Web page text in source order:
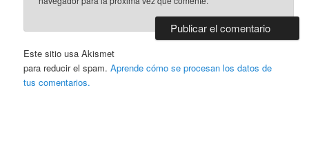
Este sitio usa Akismet
para reducir el spam.Aprende cómo se procesan los datos de
tus comentarios.